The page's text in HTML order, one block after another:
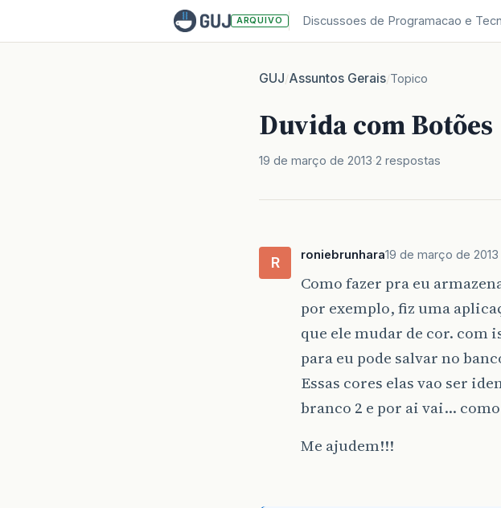
ARQUIVO Discussoes de Programacao e
GUJ/Assuntos Gerais/Topico
Duvida com Botões
19 de março de 2013 2 respostas
R roniebrunhara19 de março de 2013
Como fazer pra eu
por exemplo, fiz uma
que ele mudar de cor. com
para eu pode salvar no
Essas cores elas vao ser
branco 2 e por ai vai…
Me ajudem!!!